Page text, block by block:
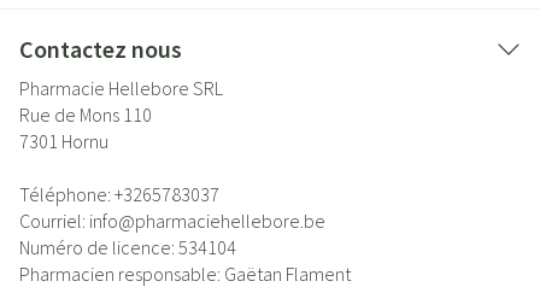
Contactez nous
Pharmacie Hellebore SRL
Rue de Mons 110
7301 Hornu
Téléphone: +3265783037
Courriel: info@pharmaciehellebore.be
Numéro de licence: 534104
Pharmacien responsable: Gaëtan Flament